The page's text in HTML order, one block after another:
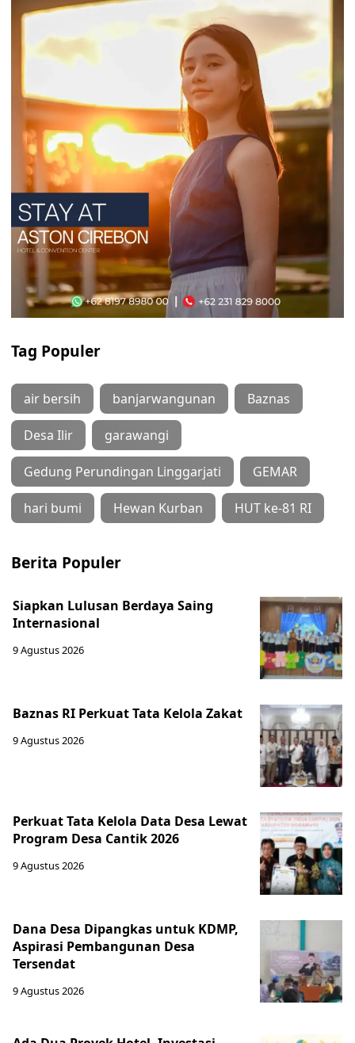
Tag Populer
air bersih banjarwangunan Baznas
Desa Ilir garawangi
Gedung Perundingan Linggarjati GEMAR
hari bumi Hewan Kurban HUT ke-81 RI
Berita Populer
Siapkan Lulusan Berdaya Saing
Internasional
9 Agustus 2026
Baznas RI Perkuat Tata Kelola Zakat
9 Agustus 2026
Perkuat Tata Kelola Data Desa Lewat
Program Desa Cantik 2026
9 Agustus 2026
Dana Desa Dipangkas untuk KDMP,
Aspirasi Pembangunan Desa
Tersendat
9 Agustus 2026